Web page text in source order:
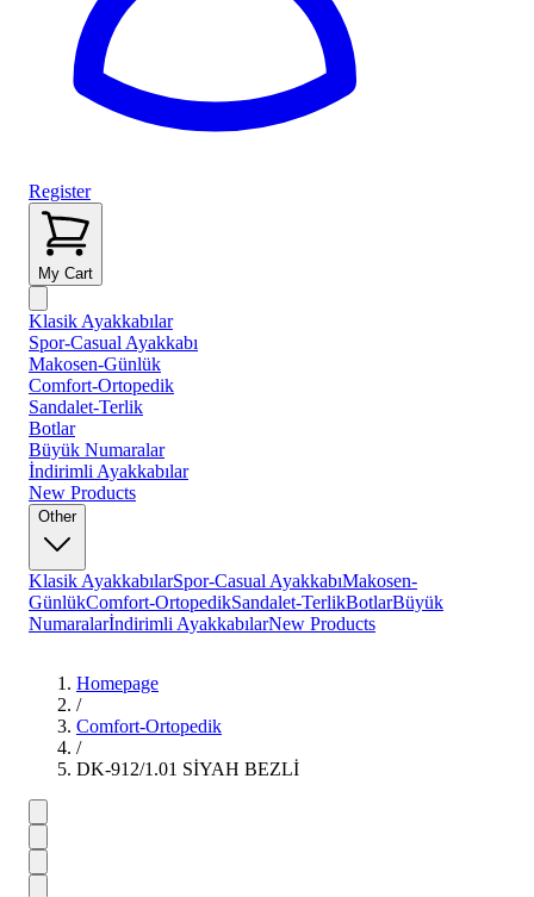
Register
My Cart
Klasik Ayakkabılar
Spor-Casual Ayakkabı
Makosen-Günlük
Comfort-Ortopedik
Sandalet-Terlik
Botlar
Büyük Numaralar
İndirimli Ayakkabılar
New Products
Other
Klasik AyakkabılarSpor-Casual AyakkabıMakosen-
GünlükComfort-OrtopedikSandalet-TerlikBotlarBüyük
Numaralarİndirimli AyakkabılarNew Products
Homepage
/
Comfort-Ortopedik
/
DK-912/1.01 SİYAH BEZLİ